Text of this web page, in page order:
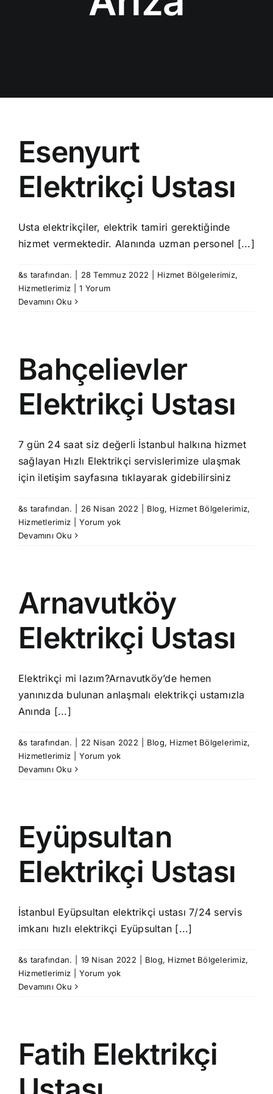
Esenyurt
Elektrikçi Ustası
Usta elektrikçiler, elektrik tamiri gerektiğinde
hizmet vermektedir. Alanında uzman personel [...]
&s tarafından. 28 Temmuz 2022 Hizmet Bölgelerimiz,
Hizmetlerimiz
1 Yorum
Devamını Oku
Bahçelievler
Elektrikçi Ustası
7 gün 24 saat siz değerli İstanbul halkına hizmet
sağlayan Hızlı Elektrikçi servislerimize ulaşmak
için iletişim sayfasına tıklayarak gidebilirsiniz
&s tarafından. 26 Nisan 2022 Blog, Hizmet Bölgelerimiz,
Hizmetlerimiz
Yorum yok
Devamını Oku
Arnavutköy
Elektrikçi Ustası
Elektrikçi mi lazım?Arnavutköy’de hemen
yanınızda bulunan anlaşmalı elektrikçi ustamızla
Anında [...]
&s tarafından. 22 Nisan 2022 Blog, Hizmet Bölgelerimiz,
Hizmetlerimiz
Yorum yok
Devamını Oku
Eyüpsultan
Elektrikçi Ustası
İstanbul Eyüpsultan elektrikçi ustası 7/24 servis
imkanı hızlı elektrikçi Eyüpsultan [...]
&s tarafından. 19 Nisan 2022 Blog, Hizmet Bölgelerimiz,
Hizmetlerimiz
Yorum yok
Devamını Oku
Fatih Elektrikçi